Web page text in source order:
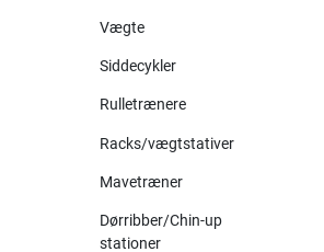
Vægte
Siddecykler
Rulletrænere
Racks/vægtstativer
Mavetræner
Dørribber/Chin-up
stationer